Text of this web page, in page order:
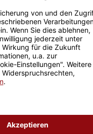
- Frohe
- HO HO
- rot
€
für
zum Verschenken